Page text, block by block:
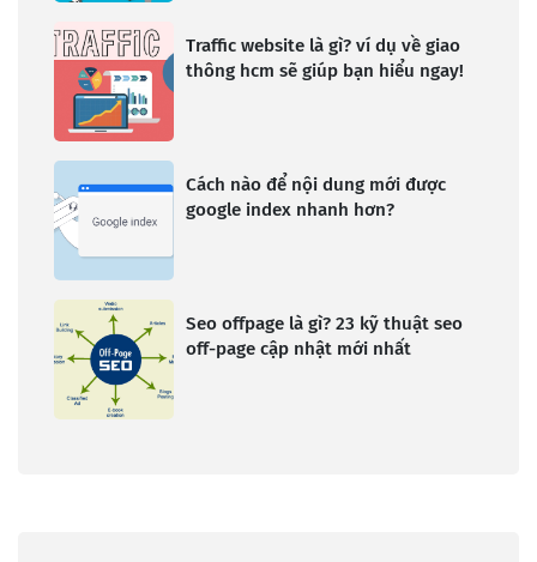
Traffic website là gì? ví dụ về giao
thông hcm sẽ giúp bạn hiểu ngay!
Cách nào để nội dung mới được
google index nhanh hơn?
Seo offpage là gì? 23 kỹ thuật seo
off-page cập nhật mới nhất